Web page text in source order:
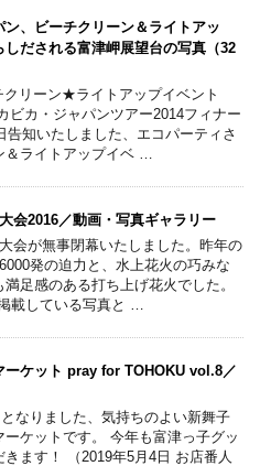
ン、ビーチクリーン＆ライトアッ
しだされる富津岬展望台の写真（32
クリーン★ライトアップイベント
ビカ・ジャパンツアー2014フィナー
告知いたしました、エコパーティさ
＆ライトアップイベ …
会2016／動画・写真ギャラリー
会が無事閉幕いたしました。昨年の
発の迫力と、水上花火の巧みな
足感のある打ち上げ花火でした。
載している写真と …
ーケット pray for TOHOKU vol.8／
なりました、気持ちのよい新舞子
ケットです。 今年も富津っ子グッ
きます！ （2019年5月4日 お店番人